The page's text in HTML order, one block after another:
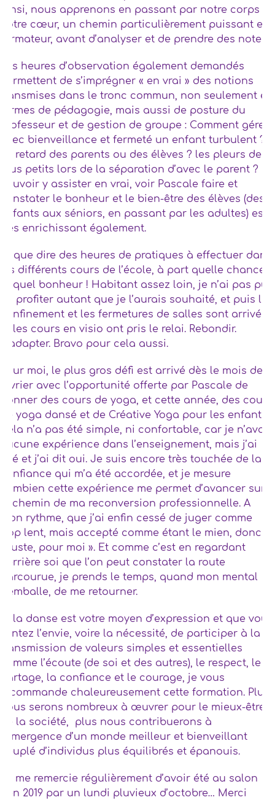
Ainsi, nous apprenons en passant par notre corps et
notre cœur, un chemin particulièrement puissant et
formateur, avant d’analyser et de prendre des notes.
Les heures d’observation également demandés
permettent de s’imprégner « en vrai » des notions
transmises dans le tronc commun, non seulement en
termes de pédagogie, mais aussi de posture du
professeur et de gestion de groupe : Comment gérer
avec bienveillance et fermeté un enfant turbulent ?
Le retard des parents ou des élèves ? les pleurs des
plus petits lors de la séparation d’avec le parent ?
Pouvoir y assister en vrai, voir Pascale faire et
constater le bonheur et le bien-être des élèves (des
enfants aux séniors, en passant par les adultes) est
très enrichissant également.
Et que dire des heures de pratiques à effectuer dans
les différents cours de l’école, à part quelle chance
et quel bonheur ! Habitant assez loin, je n’ai pas pu
en profiter autant que je l’aurais souhaité, et puis le
confinement et les fermetures de salles sont arrivés,
et les cours en visio ont pris le relai. Rebondir.
S’adapter. Bravo pour cela aussi.
Pour moi, le plus gros défi est arrivé dès le mois de
février avec l’opportunité offerte par Pascale de
donner des cours de yoga, et cette année, des cours
de yoga dansé et de Créative Yoga pour les enfants.
Cela n’a pas été simple, ni confortable, car je n’avais
aucune expérience dans l’enseignement, mais j’ai
osé et j’ai dit oui. Je suis encore très touchée de la
confiance qui m’a été accordée, et je mesure
combien cette expérience me permet d’avancer sur
le chemin de ma reconversion professionnelle. A
mon rythme, que j’ai enfin cessé de juger comme
trop lent, mais accepté comme étant le mien, donc
« juste, pour moi ». Et comme c’est en regardant
derrière soi que l’on peut constater la route
parcourue, je prends le temps, quand mon mental
s’emballe, de me retourner.
Si la danse est votre moyen d’expression et que vous
sentez l’envie, voire la nécessité, de participer à la
transmission de valeurs simples et essentielles
comme l’écoute (de soi et des autres), le respect, le
partage, la confiance et le courage, je vous
recommande chaleureusement cette formation. Plus
nous serons nombreux à œuvrer pour le mieux-être
de la société, plus nous contribuerons à
l’émergence d’un monde meilleur et bienveillant
peuplé d’individus plus équilibrés et épanouis.
Je me remercie régulièrement d’avoir été au salon
Zen 2019 par un lundi pluvieux d’octobre… Merci